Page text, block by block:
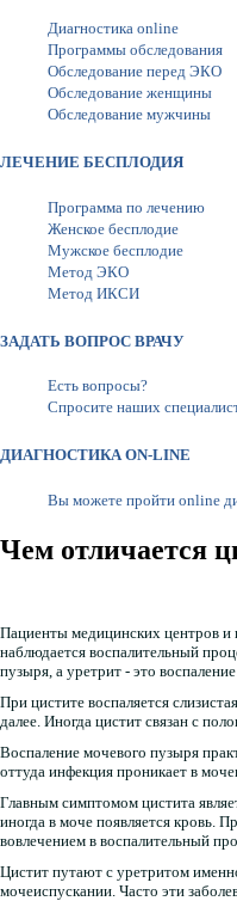
Диагностика online
Программы обследования
Обследование перед ЭКО
Обследование женщины
Обследование мужчины
ЛЕЧЕНИЕ БЕСПЛОДИЯ
Программа по лечению
Женское бесплодие
Мужское бесплодие
Метод ЭКО
Метод ИКСИ
ЗАДАТЬ ВОПРОС ВРАЧУ
Есть вопросы?
Спросите наших
ДИАГНОСТИКА ON-LINE
Вы можете пройти online
Чем отличается
Пациенты медицинских центров и
наблюдается воспалительный
пузыря, а уретрит - это
При цистите воспаляется
далее. Иногда цистит связан с
Воспаление мочевого пузыря
оттуда инфекция проникает в
Главным симптомом цистита
иногда в моче появляется кровь.
вовлечением в воспалительный
Цистит путают с уретритом
мочеиспускании. Часто эти